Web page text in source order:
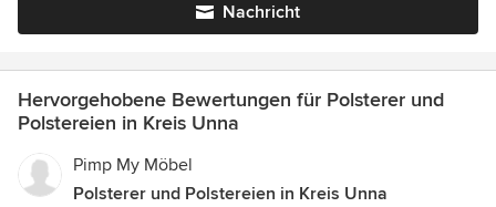
Nachricht
Hervorgehobene Bewertungen für Polsterer und
Polstereien in Kreis Unna
Pimp My Möbel
Polsterer und Polstereien in Kreis Unna